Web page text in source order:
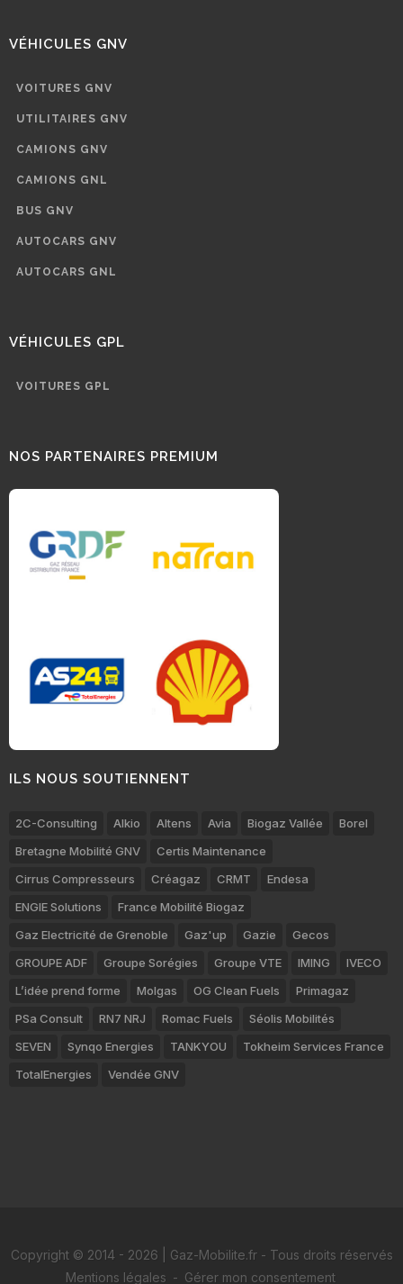
VÉHICULES GNV
VOITURES GNV
UTILITAIRES GNV
CAMIONS GNV
CAMIONS GNL
BUS GNV
AUTOCARS GNV
AUTOCARS GNL
VÉHICULES GPL
VOITURES GPL
NOS PARTENAIRES PREMIUM
ILS NOUS SOUTIENNENT
2C-Consulting Alkio Altens Avia Biogaz Vallée
Borel
Bretagne Mobilité GNV
Certis Maintenance
Cirrus Compresseurs
Créagaz CRMT
Endesa
ENGIE Solutions
France Mobilité Biogaz
Gaz Electricité de Grenoble
Gaz'up Gazie
Gecos
GROUPE ADF
Groupe Sorégies Groupe VTE IMING
IVECO
L’idée prend forme
Molgas OG Clean Fuels
Primagaz
PSa Consult
RN7 NRJ Romac Fuels
Séolis Mobilités
SEVEN
Synqo Energies TANKYOU
Tokheim Services France
TotalEnergies
Vendée GNV
Copyright © 2014 - 2026 | Gaz-Mobilite.fr - Tous droits réservés
Mentions légales - Gérer mon consentement